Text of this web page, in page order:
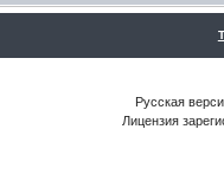
Русская
Лицензия